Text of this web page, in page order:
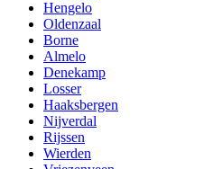
Hengelo
Oldenzaal
Borne
Almelo
Denekamp
Losser
Haaksbergen
Nijverdal
Rijssen
Wierden